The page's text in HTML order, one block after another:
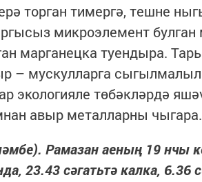
торган тимергә, тешне
микроэлемент
марганецка туендыра.
– мускулларга
экологияле төбәкләрдә
авыр металларны чыгара.
Рамазан аеның 19 нчы
23.43 сәгатьтә калка, 6.36